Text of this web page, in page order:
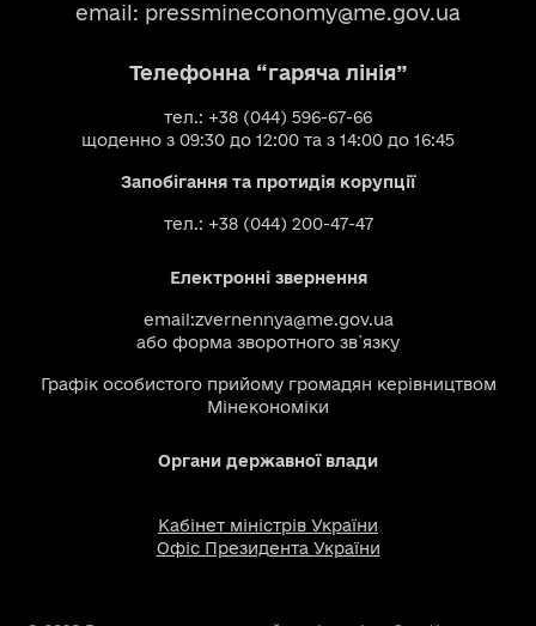
email: pressmineconomy@me.gov.ua
Телефонна “гаряча лінія”
тел.: +38 (044) 596-67-66
щоденно з 09:30 до 12:00 та з 14:00 до 16:45
Запобігання та протидія корупції
тел.: +38 (044) 200-47-47
Електронні звернення
email:zvernennya@me.gov.ua
або форма зворотного зв`язку
Графік особистого прийому громадян керівництвом
Мінекономіки
Органи державної влади
Кабінет міністрів України
Офіс Президента України